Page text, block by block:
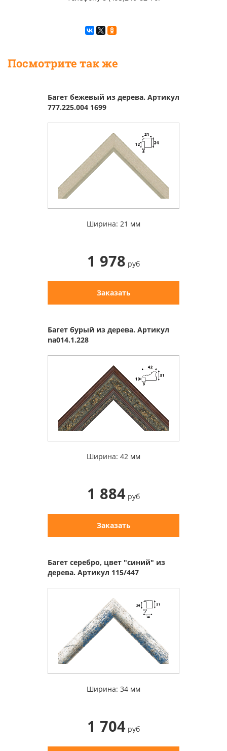
Посмотрите так же
Багет бежевый из дерева. Артикул
777.225.004 1699
Ширина: 21 мм
1 978 руб
Заказать
Багет бурый из дерева. Артикул
na014.1.228
Ширина: 42 мм
1 884 руб
Заказать
Багет серебро, цвет "синий" из
дерева. Артикул 115/447
Ширина: 34 мм
1 704 руб